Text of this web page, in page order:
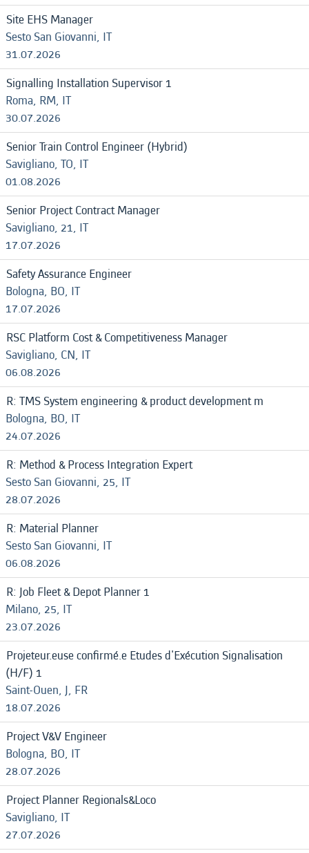
Site EHS Manager
Sesto San Giovanni, IT
31.07.2026
Signalling Installation Supervisor 1
Roma, RM, IT
30.07.2026
Senior Train Control Engineer (Hybrid)
Savigliano, TO, IT
01.08.2026
Senior Project Contract Manager
Savigliano, 21, IT
17.07.2026
Safety Assurance Engineer
Bologna, BO, IT
17.07.2026
RSC Platform Cost & Competitiveness Manager
Savigliano, CN, IT
06.08.2026
R: TMS System engineering & product development m
Bologna, BO, IT
24.07.2026
R: Method & Process Integration Expert
Sesto San Giovanni, 25, IT
28.07.2026
R: Material Planner
Sesto San Giovanni, IT
06.08.2026
R: Job Fleet & Depot Planner 1
Milano, 25, IT
23.07.2026
Projeteur.euse confirmé.e Etudes d'Exécution Signalisation
(H/F) 1
Saint-Ouen, J, FR
18.07.2026
Project V&V Engineer
Bologna, BO, IT
28.07.2026
Project Planner Regionals&Loco
Savigliano, IT
27.07.2026